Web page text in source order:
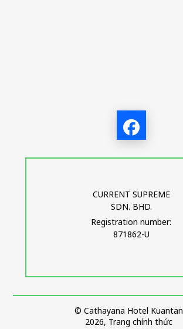
CURRENT SUPREME
SDN. BHD.
Registration number:
871862-U
© Cathayana Hotel Kuantan
2026, Trang chính thức